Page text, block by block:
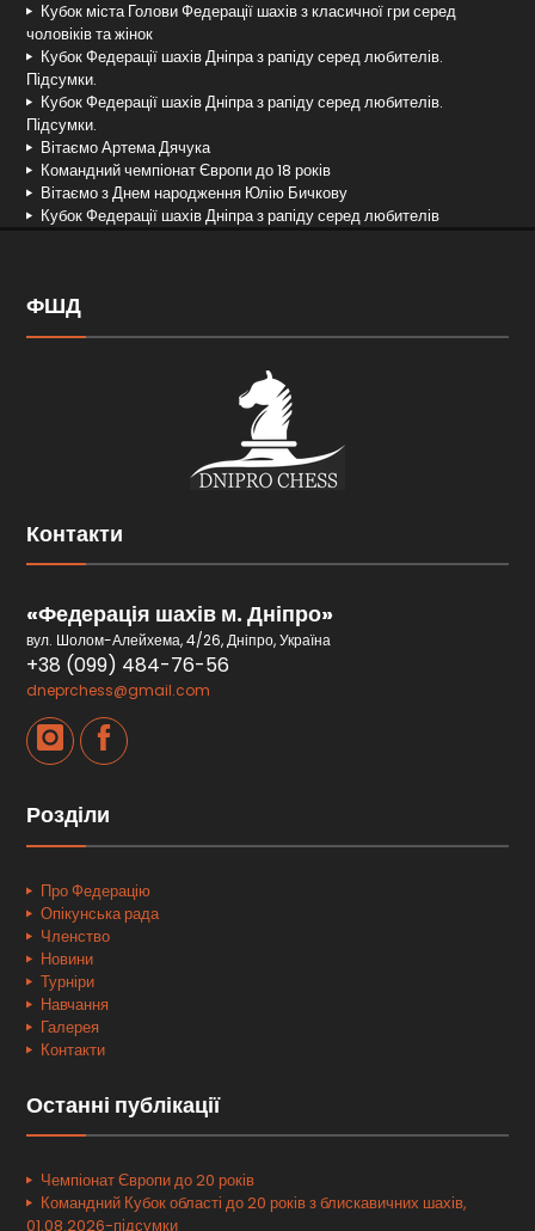
Кубок міста Голови Федерації шахів з класичної гри серед
чоловіків та жінок
Кубок Федерації шахів Дніпра з рапіду серед любителів.
Підсумки.
Кубок Федерації шахів Дніпра з рапіду серед любителів.
Підсумки.
Вітаємо Артема Дячука
Командний чемпіонат Європи до 18 років
Вітаємо з Днем народження Юлію Бичкову
Кубок Федерації шахів Дніпра з рапіду серед любителів
ФШД
Контакти
«Федерація шахів м. Дніпро»
вул. Шолом-Алейхема, 4/26, Дніпро, Україна
+38 (099) 484-76-56
dneprchess@gmail.com
Розділи
Про Федерацію
Опікунська рада
Членство
Новини
Турніри
Навчання
Галерея
Контакти
Останні публікації
Чемпіонат Європи до 20 років
Командний Кубок області до 20 років з блискавичних шахів,
01.08.2026-підсумки